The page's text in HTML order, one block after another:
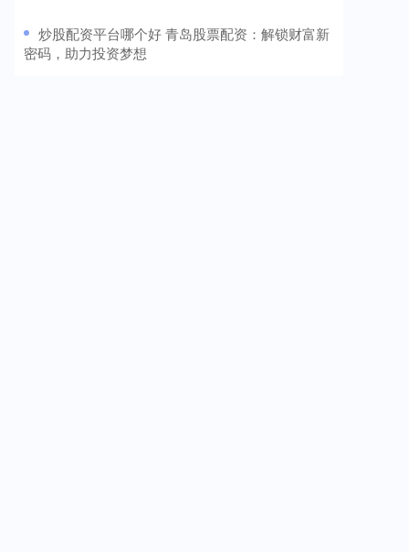
​炒股配资平台哪个好 青岛股票配资：解锁财富新
密码，助力投资梦想